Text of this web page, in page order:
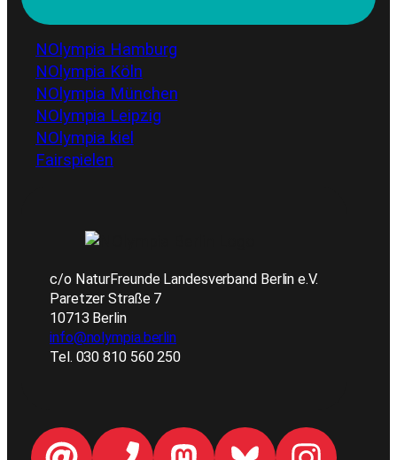
NOlympia Hamburg
NOlympia Köln
NOlympia München
NOlympia Leipzig
NOlympia kiel
Fairspielen
c/o NaturFreunde Landesverband Berlin e.V.
Paretzer Straße 7
10713 Berlin
info@nolympia.berlin
Tel. 030 810 560 250